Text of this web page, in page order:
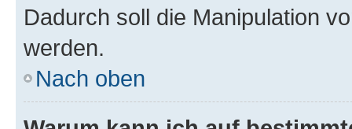
Dadurch soll die Manipulation
werden.
Nach oben